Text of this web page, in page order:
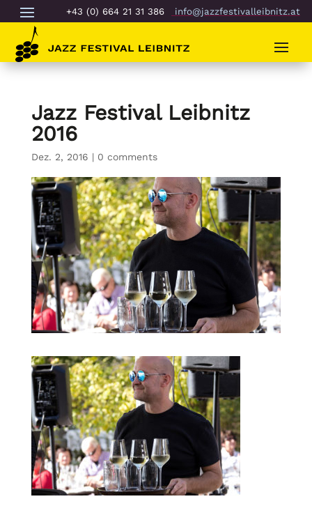
+43 (0) 664 21 31 386 info@jazzfestivalleibnitz.at
Jazz Festival Leibnitz
2016
Dez. 2, 2016 | 0 comments